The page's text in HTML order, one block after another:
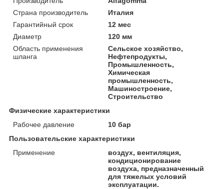
Страна производитель
Италия
Гарантийный срок
12 мес
Диаметр
120 мм
Область применения
шланга
Сельское хозяйство,
Нефтепродукты,
Промышленность,
Химическая
промышленность,
Машиностроение,
Строительство
Физические характеристики
Рабочее давление
10 бар
Пользовательские характеристики
Применение
воздух, вентиляция,
кондиционирование
воздуха, предназначенный
для тяжелых условий
эксплуатации.